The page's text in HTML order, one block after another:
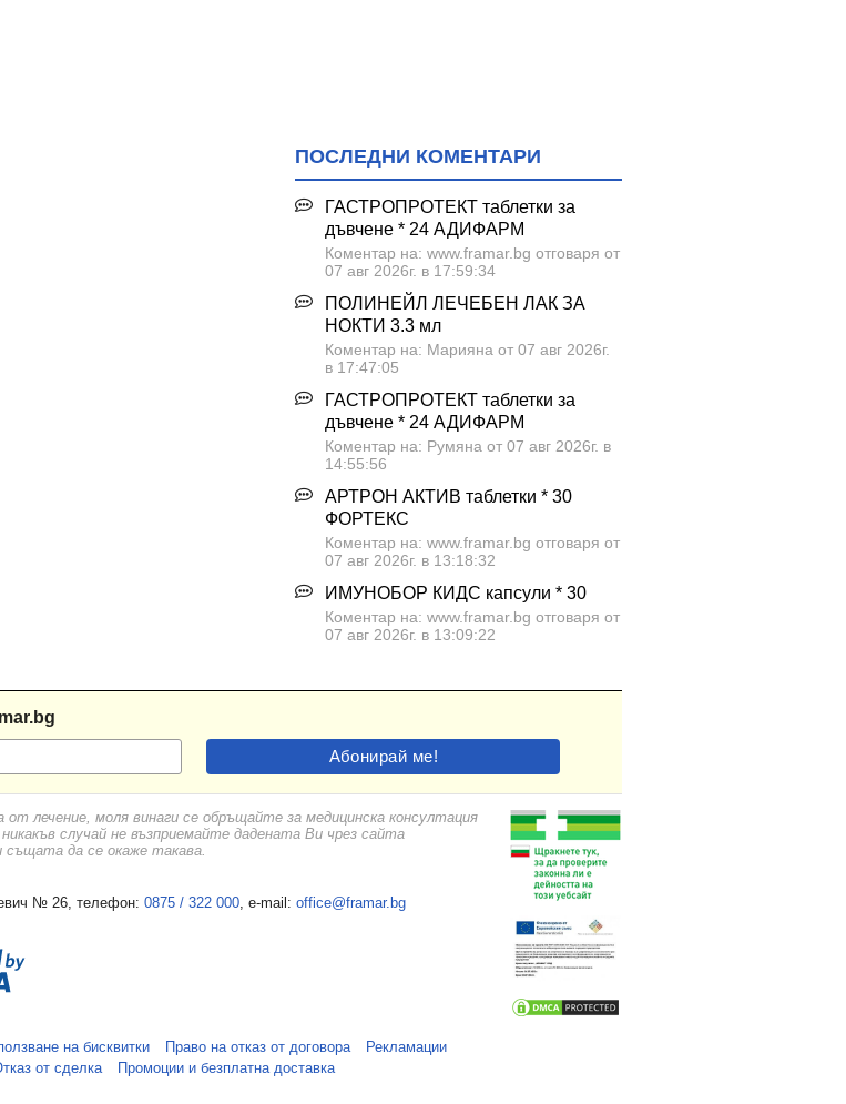
ПОСЛЕДНИ КОМЕНТАРИ
ГАСТРОПРОТЕКТ таблетки за
дъвчене * 24 АДИФАРМ
Коментар на: www.framar.bg отговаря от
07 авг 2026г. в 17:59:34
ПОЛИНЕЙЛ ЛЕЧЕБЕН ЛАК ЗА
НОКТИ 3.3 мл
Коментар на: Марияна от 07 авг 2026г.
в 17:47:05
ГАСТРОПРОТЕКТ таблетки за
дъвчене * 24 АДИФАРМ
Коментар на: Румяна от 07 авг 2026г. в
14:55:56
АРТРОН АКТИВ таблетки * 30
ФОРТЕКС
Коментар на: www.framar.bg отговаря от
07 авг 2026г. в 13:18:32
ИМУНОБОР КИДС капсули * 30
Коментар на: www.framar.bg отговаря от
07 авг 2026г. в 13:09:22
от лечение, моля винаги се обръщайте за медицинска консултация
случай не възприемайте дадената Ви чрез сайта
същата да се окаже такава.
№ 26, телефон: 0875 / 322 000 , e-mail: office@framar.bg
на бисквитки Право на отказ от договора
Рекламации
от сделка
Промоции и безплатна доставка